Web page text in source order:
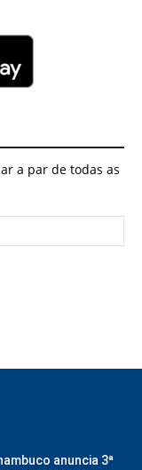
a par de todas as
anuncia 3ª